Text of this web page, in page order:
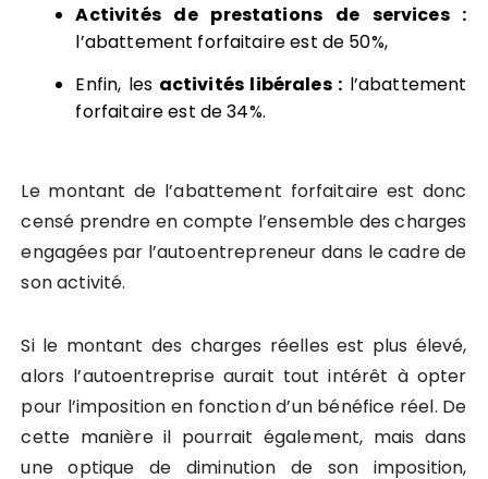
Activités de prestations de services :
l’abattement forfaitaire est de 50%,
Enfin, les activités libérales : l’abattement
forfaitaire est de 34%.
Le montant de l’abattement forfaitaire est donc
censé prendre en compte l’ensemble des charges
engagées par l’autoentrepreneur dans le cadre de
son activité.
Si le montant des charges réelles est plus élevé,
alors l’autoentreprise aurait tout intérêt à opter
pour l’imposition en fonction d’un bénéfice réel. De
cette manière il pourrait également, mais dans
une optique de diminution de son imposition,